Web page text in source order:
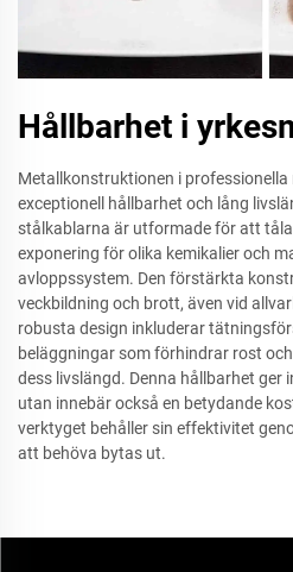
Hållbarhet i
Metallkonstruktionen i
exceptionell hållbarhet och lång
stålkablarna är utformade för att
exponering för olika kemikalier och
avloppssystem. Den förstärkta
veckbildning och brott, även vid
robusta design inkluderar
beläggningar som förhindrar rost
dess livslängd. Denna hållbarhet
utan innebär också en betydande
verktyget behåller sin effektivitet
att behöva bytas ut.